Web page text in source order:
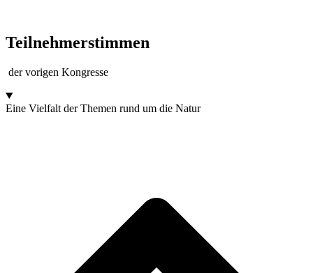
Teilnehmerstimmen
der vori­gen Kongresse
Eine Viel­falt der The­men rund um die Natur